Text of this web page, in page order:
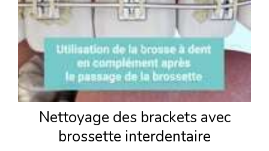
Nettoyage des brackets avec
brossette interdentaire